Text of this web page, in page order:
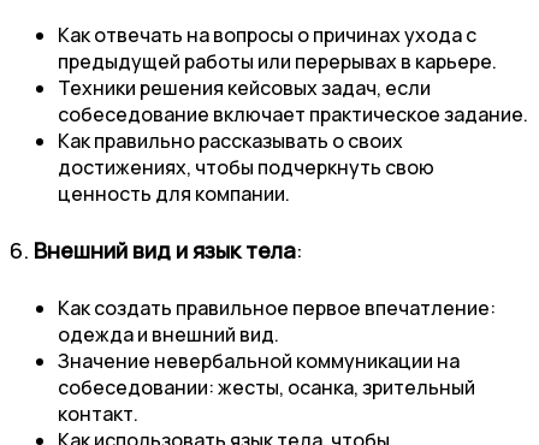
Как отвечать на вопросы о причинах ухода с
предыдущей работы или перерывах в карьере.
Техники решения кейсовых задач, если
собеседование включает практическое задание.
Как правильно рассказывать о своих
достижениях, чтобы подчеркнуть свою
ценность для компании.
6. Внешний вид и язык тела:
Как создать правильное первое впечатление:
одежда и внешний вид.
Значение невербальной коммуникации на
собеседовании: жесты, осанка, зрительный
контакт.